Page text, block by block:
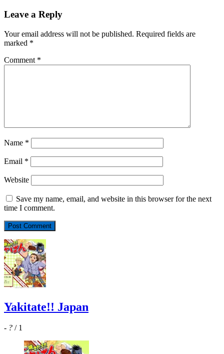
Leave a Reply
Your email address will not be published. Required fields are
marked *
Comment *
Name *
Email *
Website
Save my name, email, and website in this browser for the next
time I comment.
Yakitate!! Japan
- ? / 1